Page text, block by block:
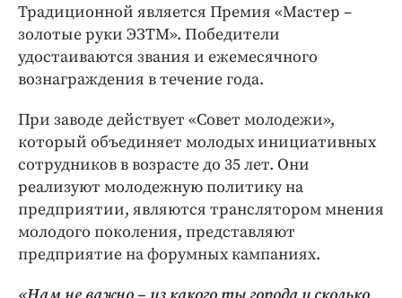
Традиционной является Премия «Мастер –
золотые руки ЭЗТМ». Победители
удостаиваются звания и ежемесячного
вознаграждения в течение года.
При заводе действует «Совет молодежи»,
который объединяет молодых инициативных
сотрудников в возрасте до 35 лет. Они
реализуют молодежную политику на
предприятии, являются транслятором мнения
молодого поколения, представляют
предприятие на форумных кампаниях.